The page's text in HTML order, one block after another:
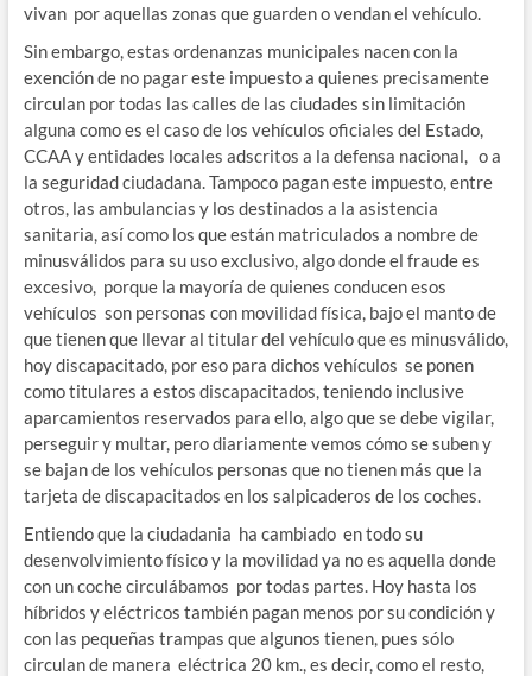
vivan por aquellas zonas que guarden o vendan el vehículo.
Sin embargo, estas ordenanzas municipales nacen con la
exención de no pagar este impuesto a quienes precisamente
circulan por todas las calles de las ciudades sin limitación
alguna como es el caso de los vehículos oficiales del Estado,
CCAA y entidades locales adscritos a la defensa nacional, o a
la seguridad ciudadana. Tampoco pagan este impuesto, entre
otros, las ambulancias y los destinados a la asistencia
sanitaria, así como los que están matriculados a nombre de
minusválidos para su uso exclusivo, algo donde el fraude es
excesivo, porque la mayoría de quienes conducen esos
vehículos son personas con movilidad física, bajo el manto de
que tienen que llevar al titular del vehículo que es minusválido,
hoy discapacitado, por eso para dichos vehículos se ponen
como titulares a estos discapacitados, teniendo inclusive
aparcamientos reservados para ello, algo que se debe vigilar,
perseguir y multar, pero diariamente vemos cómo se suben y
se bajan de los vehículos personas que no tienen más que la
tarjeta de discapacitados en los salpicaderos de los coches.
Entiendo que la ciudadania ha cambiado en todo su
desenvolvimiento físico y la movilidad ya no es aquella donde
con un coche circulábamos por todas partes. Hoy hasta los
híbridos y eléctricos también pagan menos por su condición y
con las pequeñas trampas que algunos tienen, pues sólo
circulan de manera eléctrica 20 km., es decir, como el resto,